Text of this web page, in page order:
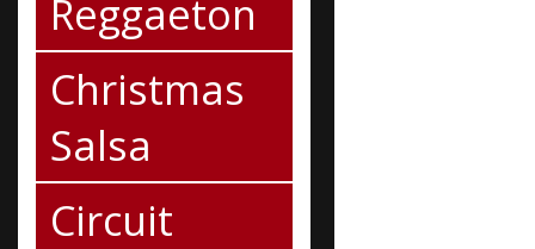
Reggaeton
Christmas
Salsa
Circuit